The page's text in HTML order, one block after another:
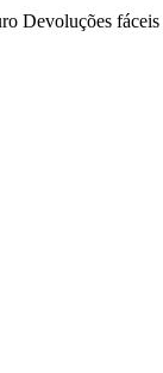
Devoluções fáceis